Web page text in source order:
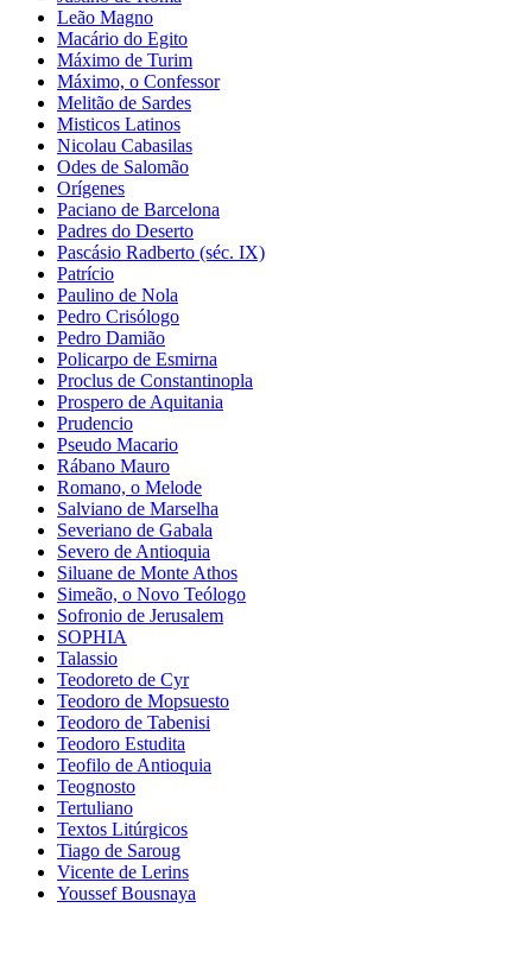
Leão Magno
Macário do Egito
Máximo de Turim
Máximo, o Confessor
Melitão de Sardes
Misticos Latinos
Nicolau Cabasilas
Odes de Salomão
Orígenes
Paciano de Barcelona
Padres do Deserto
Pascásio Radberto (séc. IX)
Patrício
Paulino de Nola
Pedro Crisólogo
Pedro Damião
Policarpo de Esmirna
Proclus de Constantinopla
Prospero de Aquitania
Prudencio
Pseudo Macario
Rábano Mauro
Romano, o Melode
Salviano de Marselha
Severiano de Gabala
Severo de Antioquia
Siluane de Monte Athos
Simeão, o Novo Teólogo
Sofronio de Jerusalem
SOPHIA
Talassio
Teodoreto de Cyr
Teodoro de Mopsuesto
Teodoro de Tabenisi
Teodoro Estudita
Teofilo de Antioquia
Teognosto
Tertuliano
Textos Litúrgicos
Tiago de Saroug
Vicente de Lerins
Youssef Bousnaya